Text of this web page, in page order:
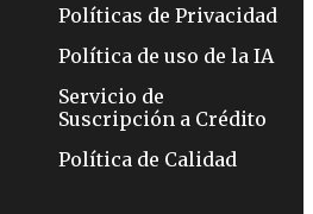
Políticas de Privacidad
Política de uso de la IA
Servicio de
Suscripción a Crédito
Política de Calidad